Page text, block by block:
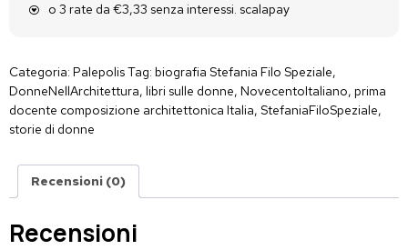
o 3 rate da €3,33 senza interessi. scalapay
Categoria: PalepolisTag: biografia Stefania Filo Speziale,
DonneNellArchitettura, libri sulle donne, NovecentoItaliano, prima
docente composizione architettonica Italia, StefaniaFiloSpeziale,
storie di donne
Recensioni (0)
Recensioni